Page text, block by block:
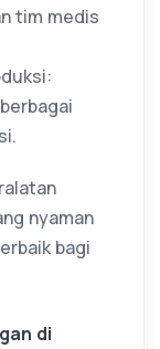
tim medis
nyaman
bagi
di